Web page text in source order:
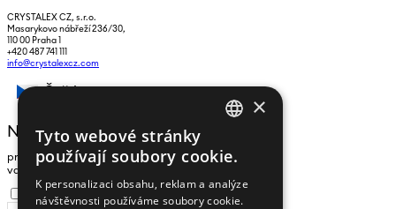
CRYSTALEX CZ, s.r.o.
Masarykovo nábřeží 236/30,
110 00 Praha 1
+420 487 741 111
info@crystalexcz.com
NEWSLETTER
pro zasílání zpráv a novinek zadejte prosím
vaši e-mailovou adresu
Souhlasím se zpracováním osobních údajů
×
Tyto webové stránky
používají soubory cookie.
K personalizaci obsahu, reklam a analýze
návštěvnosti používáme soubory cookie.